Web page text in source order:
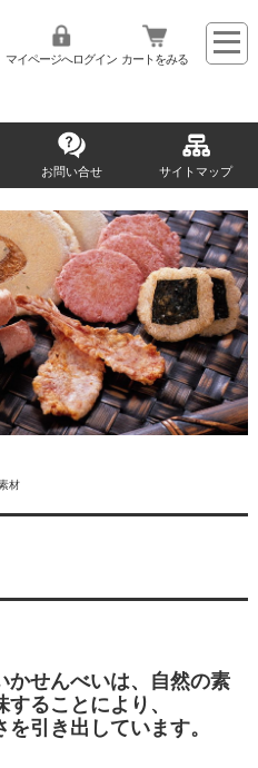
マイページへログイン カートをみる
お問い合せ サイトマップ
材
せんべいは、
自然の素
ることにより、
引き出しています。